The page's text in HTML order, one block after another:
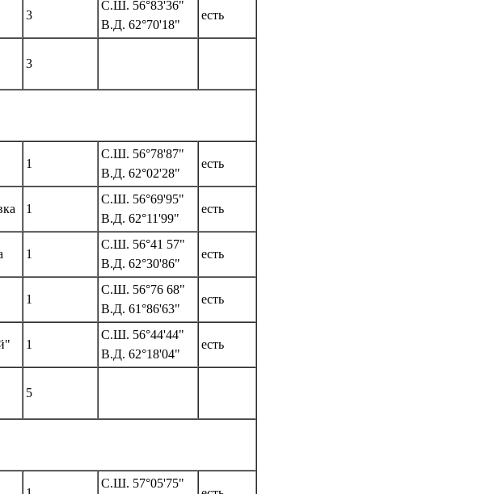
3
С.Ш. 56°83'36"
В.Д. 62°70'18"
есть
3
1
С.Ш. 56°78'87"
В.Д. 62°02'28"
есть
1
С.Ш. 56°69'95"
В.Д. 62°11'99"
есть
1
С.Ш. 56°41 57"
В.Д. 62°30'86"
есть
1
С.Ш. 56°76 68"
В.Д. 61°86'63"
есть
1
С.Ш. 56°44'44"
В.Д. 62°18'04"
есть
5
С.Ш. 57°05'75"